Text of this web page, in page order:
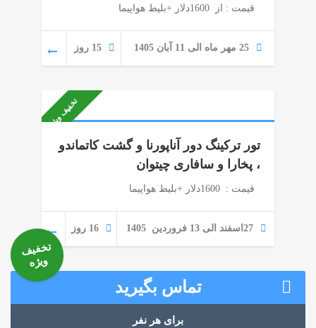
قیمت : از 1600دلار +بلیط هواپیما
25 مهر ماه الی 11 آبان 1405 15 روز
تخفیف ویژه
تور ترکینگ دور آناپورنا و گشت کاتماندو
، پخارا و سافاری چیتوان
قیمت : 1600دلار +بلیط هواپیما
27اسفند الی 13 فروردین 1405 16 روز
تماس بگیرید
برای هر نفر
تخفیف
ویژه